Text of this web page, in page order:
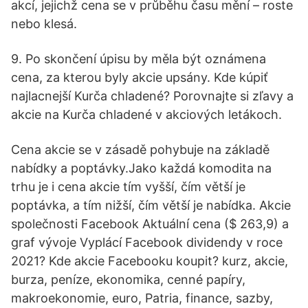
akcí, jejichž cena se v průběhu času mění – roste
nebo klesá.
9. Po skončení úpisu by měla být oznámena
cena, za kterou byly akcie upsány. Kde kúpiť
najlacnejší Kurča chladené? Porovnajte si zľavy a
akcie na Kurča chladené v akciových letákoch.
Cena akcie se v zásadě pohybuje na základě
nabídky a poptávky.Jako každá komodita na
trhu je i cena akcie tím vyšší, čím větší je
poptávka, a tím nižší, čím větší je nabídka. Akcie
společnosti Facebook Aktuální cena ($ 263,9) a
graf vývoje Vyplácí Facebook dividendy v roce
2021? Kde akcie Facebooku koupit? kurz, akcie,
burza, peníze, ekonomika, cenné papíry,
makroekonomie, euro, Patria, finance, sazby,